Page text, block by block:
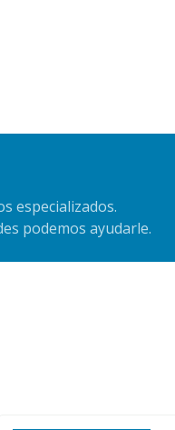
especializados.
podemos ayudarle.